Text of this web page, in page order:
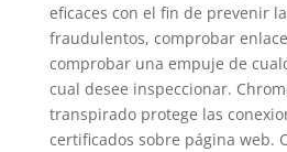
eficaces con el fin de prevenir
fraudulentos, comprobar
comprobar una empuje de
cual desee inspeccionar.
transpirado protege las
certificados sobre página web.